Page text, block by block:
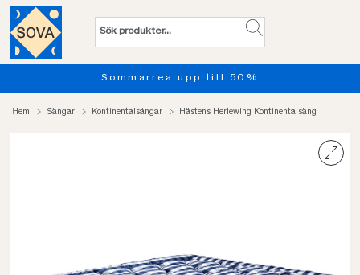
Provsov upp till 100 nätter.
Hem Sängar Kontinentalsängar Hästens Herlewing Kontinentalsäng